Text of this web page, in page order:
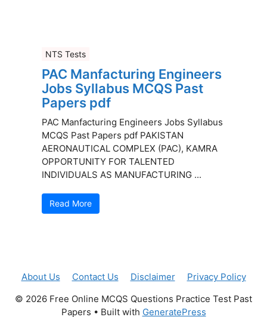
NTS Tests
PAC Manfacturing Engineers
Jobs Syllabus MCQS Past
Papers pdf
PAC Manfacturing Engineers Jobs Syllabus
MCQS Past Papers pdf PAKISTAN
AERONAUTICAL COMPLEX (PAC), KAMRA
OPPORTUNITY FOR TALENTED
INDIVIDUALS AS MANUFACTURING ...
Read More
About Us Contact Us Disclaimer
Privacy Policy
© 2026 Free Online MCQS Questions Practice Test Past
Papers • Built with GeneratePress